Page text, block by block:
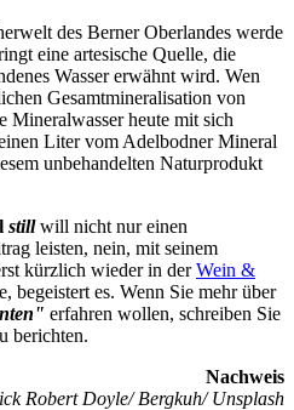
des Berner Oberlandes werde
eine artesische Quelle, die
Wasser erwähnt wird. Wen
Gesamtmineralisation von
Mineralwasser heute mit sich
Liter vom Adelbodner Mineral
unbehandelten Naturprodukt
stillwill nicht nur einen
leisten, nein, mit seinem
kürzlich wieder in derWein &
begeistert es. Wenn Sie mehr über
erfahren wollen, schreiben Sie
berichten.
Nachweis
Robert Doyle/ Bergkuh/ Unsplash